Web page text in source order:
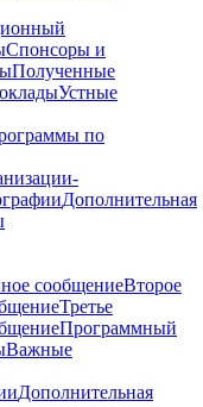
Спонсоры и
Полученные
Устные
по
Дополнительная
сообщениеВторое
Третье
Программный
Важные
Дополнительная